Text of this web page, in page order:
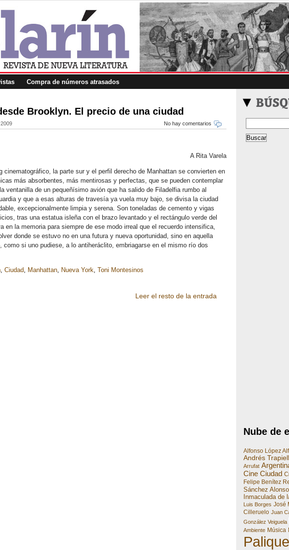
Compra de números atrasados
Brooklyn. El precio de una ciudad
No hay comentarios
A Rita Varela
cinematográfico, la parte sur y el perfil derecho de Manhattan se convierten en
más absorbentes, más mentirosas y perfectas, que se pueden contemplar
ventanilla de un pequeñísimo avión que ha salido de Filadelfia rumbo al
y que a esas alturas de travesía ya vuela muy bajo, se divisa la ciudad
excepcionalmente limpia y serena. Son toneladas de cemento y vigas
tras una estatua isleña con el brazo levantado y el rectángulo verde del
en la memoria para siempre de ese modo irreal que el recuerdo intensifica,
donde se estuvo no en una futura y nueva oportunidad, sino en aquella
como si uno pudiese, a lo antiheráclito, embriagarse en el mismo río dos
Ciudad Manhattan Nueva York Toni Montesinos
Leer el resto de la entrada
Nube de
Alfonso López
Andrés
Arrufat
Cine Ciudad
Felipe Benítez
Sánchez Alonso
Inmaculada de
Luis Borges José
Cilleruelo Juan
González Veiguela
Ambiente Música